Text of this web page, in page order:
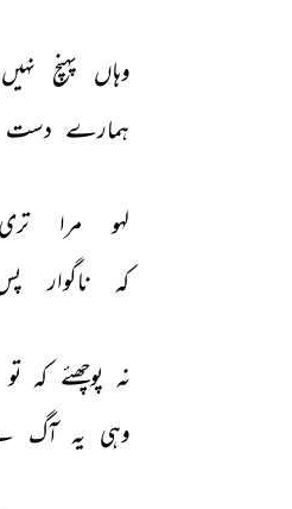
وہاں پہنچ نہیں
ہمارے دست
لہو مرا تری
کہ
ناگوار
نہ پوچھئے کہ تو
وہی یہ آگ